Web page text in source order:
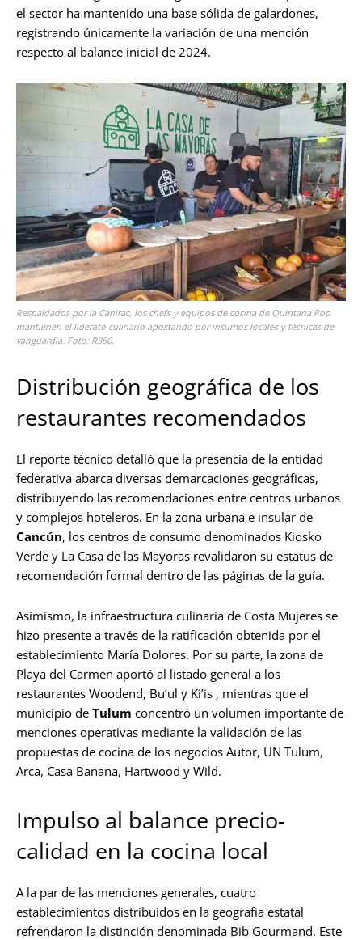
el sector ha mantenido una base sólida de galardones,
registrando únicamente la variación de una mención
respecto al balance inicial de 2024.
Respaldados por la Canirac, los chefs y equipos de cocina de Quintana Roo
mantienen el liderato culinario apostando por insumos locales y técnicas de
vanguardia. Foto: R360.
Distribución geográfica de los
restaurantes recomendados
El reporte técnico detalló que la presencia de la entidad
federativa abarca diversas demarcaciones geográficas,
distribuyendo las recomendaciones entre centros urbanos
y complejos hoteleros. En la zona urbana e insular de
Cancún, los centros de consumo denominados Kiosko
Verde y La Casa de las Mayoras revalidaron su estatus de
recomendación formal dentro de las páginas de la guía.
Asimismo, la infraestructura culinaria de Costa Mujeres se
hizo presente a través de la ratificación obtenida por el
establecimiento María Dolores. Por su parte, la zona de
Playa del Carmen aportó al listado general a los
restaurantes Woodend, Bu’ul y Ki’is , mientras que el
municipio de Tulum concentró un volumen importante de
menciones operativas mediante la validación de las
propuestas de cocina de los negocios Autor, UN Tulum,
Arca, Casa Banana, Hartwood y Wild.
Impulso al balance precio-
calidad en la cocina local
A la par de las menciones generales, cuatro
establecimientos distribuidos en la geografía estatal
refrendaron la distinción denominada Bib Gourmand. Este